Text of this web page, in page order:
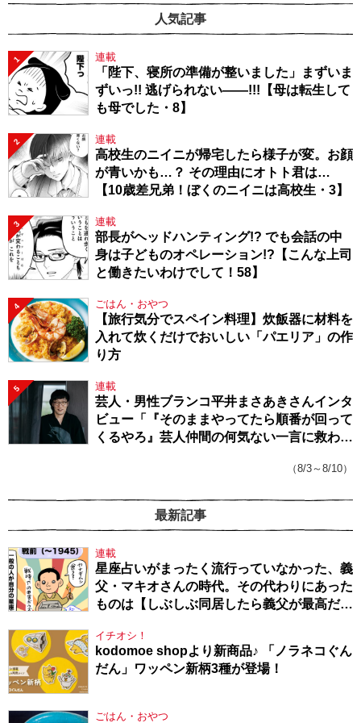
人気記事
1 連載
「陛下、寝所の準備が整いました」まずいま
ずいっ!! 逃げられない――!!!【母は転生して
も母でした・8】
2 連載
高校生のニイニが帰宅したら様子が変。お顔
が青いかも…？ その理由にオトト君は…
【10歳差兄弟！ぼくのニイニは高校生・3】
3 連載
部長がヘッドハンティング!? でも会話の中
身は子どものオペレーション!?【こんな上司
と働きたいわけでして！58】
4 ごはん・おやつ
【旅行気分でスペイン料理】炊飯器に材料を
入れて炊くだけでおいしい「パエリア」の作
り方
5 連載
芸人・男性ブランコ平井まさあきさんインタ
ビュー「『そのままやってたら順番が回って
くるやろ』芸人仲間の何気ない一言に救われ
（8/3～8/10）
最新記事
連載
星座占いがまったく流行っていなかった、義
父・マキオさんの時代。その代わりにあった
ものは【しぶしぶ同居したら義父が最高だっ
イチオシ！
kodomoe shopより新商品♪ 「ノラネコぐん
だん」ワッペン新柄3種が登場！
ごはん・おやつ